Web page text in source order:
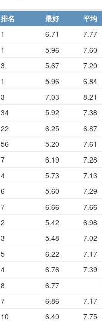
排名 最好 平均
1 6.71 7.77
1 5.96 7.60
3 5.67 7.20
1 5.96 6.84
3 7.03 8.21
34 5.92 7.38
22 6.25 6.87
56 5.20 7.61
7 6.19 7.28
4 5.73 7.13
6 5.60 7.29
7 6.66 7.66
2 5.42 6.98
3 5.48 7.02
5 6.22 7.17
4 6.76 7.39
8 6.77
7 6.86 7.17
10 6.40 7.75